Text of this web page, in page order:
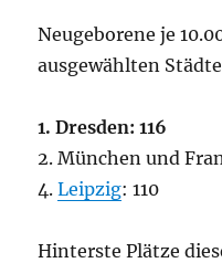
Neugeborene je
ausgewählten
1. Dresden: 116
2. München und
4.Leipzig: 110
Hinterste Plätze